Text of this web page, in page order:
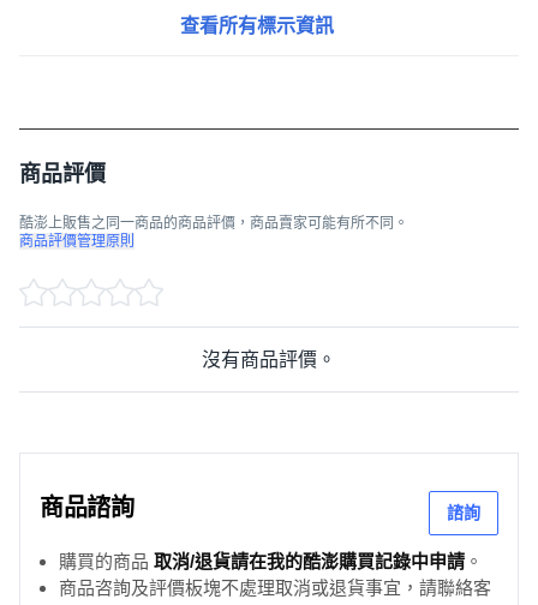
查看所有標示資訊
商品評價
酷澎上販售之同一商品的商品評價，商品賣家可能有所不同。
商品評價管理原則
沒有商品評價。
商品諮詢 諮詢
購買的商品 取消/退貨請在我的酷澎購買記錄中申請 。
商品咨詢及評價板塊不處理取消或退貨事宜，請聯絡客